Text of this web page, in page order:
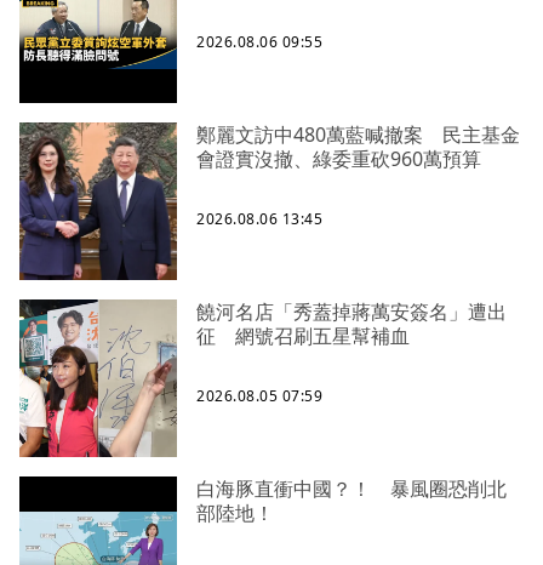
2026.08.06 09:55
鄭麗文訪中480萬藍喊撤案 民主基金
會證實沒撤、綠委重砍960萬預算
2026.08.06 13:45
饒河名店「秀蓋掉蔣萬安簽名」遭出
征 網號召刷五星幫補血
2026.08.05 07:59
白海豚直衝中國？！ 暴風圈恐削北
部陸地！